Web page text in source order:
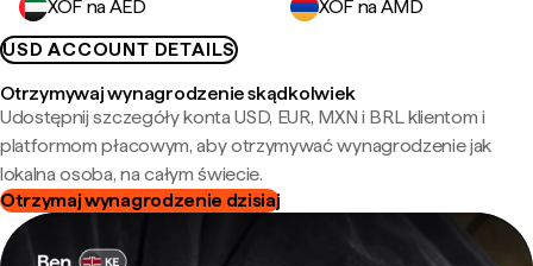
XOF na AED
XOF na AMD
USD ACCOUNT DETAILS
Otrzymywaj wynagrodzenie skądkolwiek
Udostępnij szczegóły konta USD, EUR, MXN i BRL klientom i
platformom płacowym, aby otrzymywać wynagrodzenie jak
lokalna osoba, na całym świecie.
Otrzymaj wynagrodzenie dzisiaj